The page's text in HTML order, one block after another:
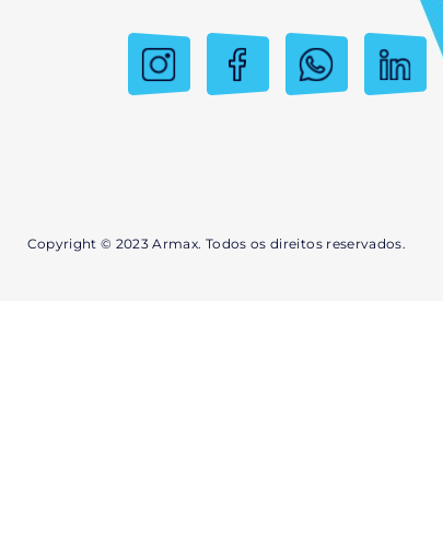
Copyright © 2023 Armax. Todos os direitos reservados.